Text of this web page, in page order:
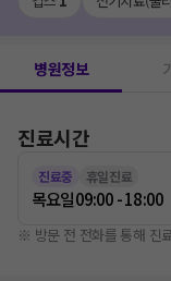
병원정보
진료시간
진료중 휴일진료
목요일09:00 - 18:00
※ 방문 전 전화를 통해 진